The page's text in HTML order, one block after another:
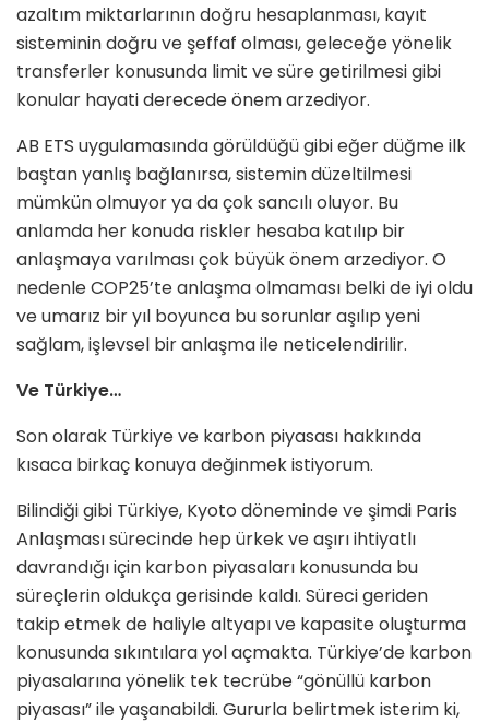
azaltım miktarlarının doğru hesaplanması, kayıt
sisteminin doğru ve şeffaf olması, geleceğe yönelik
transferler konusunda limit ve süre getirilmesi gibi
konular hayati derecede önem arzediyor.
AB ETS uygulamasında görüldüğü gibi eğer düğme ilk
baştan yanlış bağlanırsa, sistemin düzeltilmesi
mümkün olmuyor ya da çok sancılı oluyor. Bu
anlamda her konuda riskler hesaba katılıp bir
anlaşmaya varılması çok büyük önem arzediyor. O
nedenle COP25’te anlaşma olmaması belki de iyi oldu
ve umarız bir yıl boyunca bu sorunlar aşılıp yeni
sağlam, işlevsel bir anlaşma ile neticelendirilir.
Ve Türkiye…
Son olarak Türkiye ve karbon piyasası hakkında
kısaca birkaç konuya değinmek istiyorum.
Bilindiği gibi Türkiye, Kyoto döneminde ve şimdi Paris
Anlaşması sürecinde hep ürkek ve aşırı ihtiyatlı
davrandığı için karbon piyasaları konusunda bu
süreçlerin oldukça gerisinde kaldı. Süreci geriden
takip etmek de haliyle altyapı ve kapasite oluşturma
konusunda sıkıntılara yol açmakta. Türkiye’de karbon
piyasalarına yönelik tek tecrübe “gönüllü karbon
piyasası” ile yaşanabildi. Gururla belirtmek isterim ki,